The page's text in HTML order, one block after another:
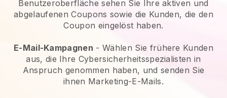
Benutzeroberfläche sehen Sie Ihre aktiven und
abgelaufenen Coupons sowie die Kunden, die den
Coupon eingelöst haben.
E-Mail-Kampagnen -Wählen Sie frühere Kunden
aus, die Ihre Cybersicherheitsspezialisten in
Anspruch genommen haben, und senden Sie
ihnen Marketing-E-Mails.